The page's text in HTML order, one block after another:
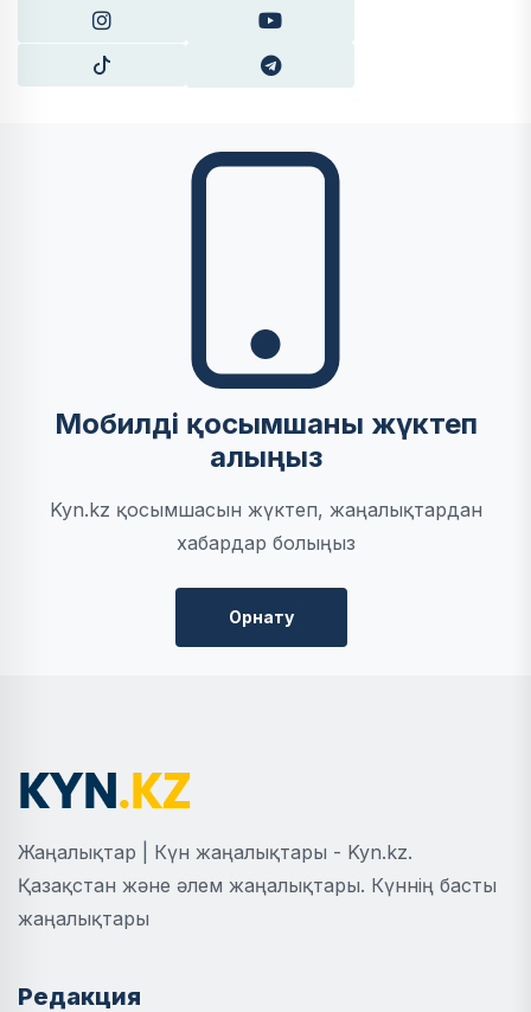
Мобилді қосымшаны жүктеп
алыңыз
Kyn.kz қосымшасын жүктеп, жаңалықтардан
хабардар болыңыз
Орнату
Жаңалықтар | Күн жаңалықтары - Kyn.kz.
Қазақстан және әлем жаңалықтары. Күннің басты
жаңалықтары
Редакция